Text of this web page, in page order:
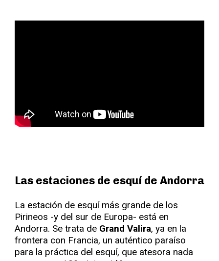
Las estaciones de esquí de Andorra
La estación de esquí más grande de los
Pirineos -y del sur de Europa- está en
Andorra. Se trata de Grand Valira, ya en la
frontera con Francia, un auténtico paraíso
para la práctica del esquí, que atesora nada